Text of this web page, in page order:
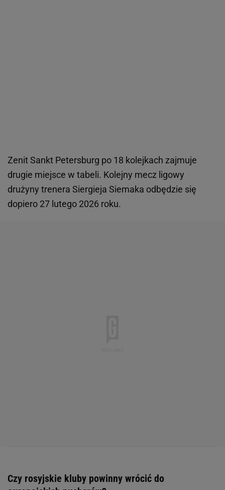
Zenit Sankt Petersburg po 18 kolejkach zajmuje
drugie miejsce w tabeli. Kolejny mecz ligowy
drużyny trenera Siergieja Siemaka odbędzie się
dopiero 27 lutego 2026 roku.
Czy rosyjskie kluby powinny wrócić do